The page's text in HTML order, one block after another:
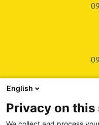
SHOP
SERVICE & SUPPORT
English
Privacy on this